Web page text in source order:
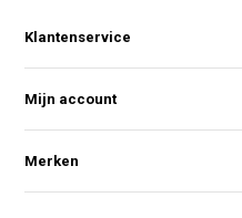
Klantenservice
Mijn account
Merken